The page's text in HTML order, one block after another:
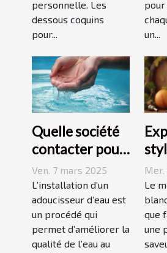
personnelle. Les
dessous coquins
pour...
un...
Quelle société
contacter pour
l'installation
d'un
adoucisseur
d'eau ?
Ven. 7 mars 2025
L’installation d’un
adoucisseur d’eau est
un procédé qui
permet d’améliorer la
qualité de l’eau au
Le
que
une